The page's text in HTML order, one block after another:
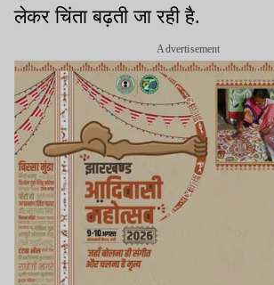
लेकर चिंता बढ़ती जा रही है.
Advertisement